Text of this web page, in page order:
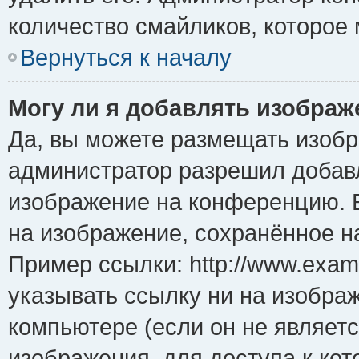
количество смайликов,
Вернуться к началу
Могу ли я добавлять
Да, вы можете размещать
администратор разрешил
изображение на конференцию.
на изображение, сохранённое
Пример ссылки: http://
указывать ссылку ни на
компьютере (если он не